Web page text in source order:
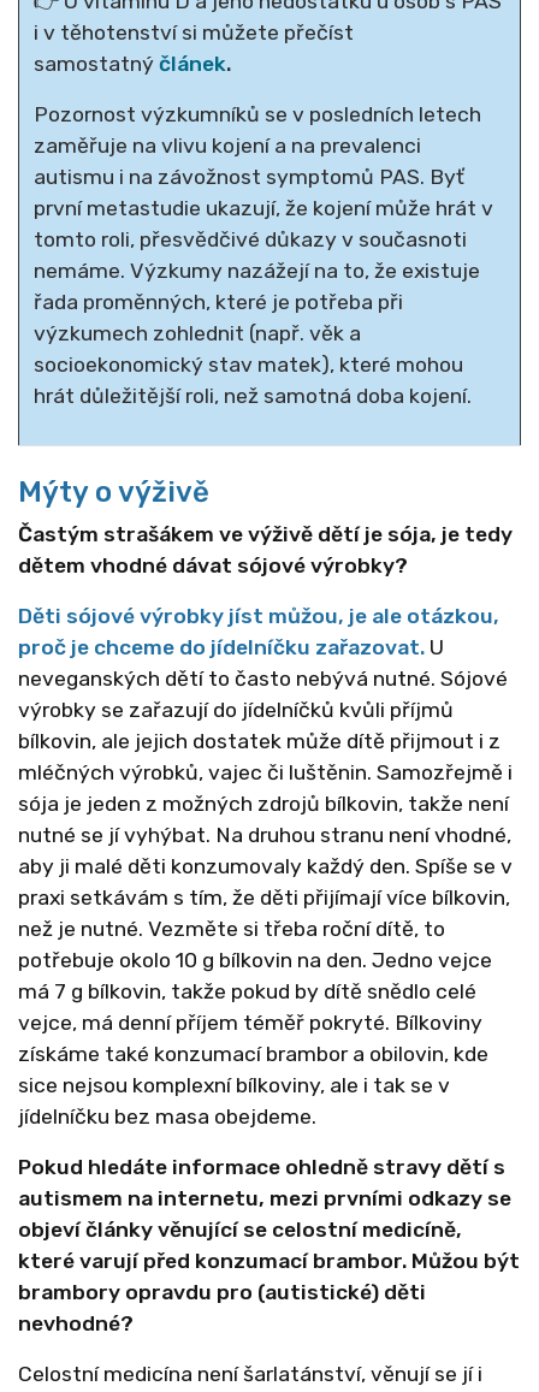
i v těhotenství si můžete přečíst
samostatný článek.
Pozornost výzkumníků se v posledních letech
zaměřuje na vlivu kojení a na prevalenci
autismu i na závožnost symptomů PAS. Byť
první metastudie ukazují, že kojení může hrát v
tomto roli, přesvědčivé důkazy v současnoti
nemáme. Výzkumy nazážejí na to, že existuje
řada proměnných, které je potřeba při
výzkumech zohlednit (např. věk a
socioekonomický stav matek), které mohou
hrát důležitější roli, než samotná doba kojení.
Mýty o výživě
Častým strašákem ve výživě dětí je sója, je tedy
dětem vhodné dávat sójové výrobky?
Děti sójové výrobky jíst můžou, je ale otázkou,
proč je chceme do jídelníčku zařazovat. U
neveganských dětí to často nebývá nutné. Sójové
výrobky se zařazují do jídelníčků kvůli příjmů
bílkovin, ale jejich dostatek může dítě přijmout i z
mléčných výrobků, vajec či luštěnin. Samozřejmě i
sója je jeden z možných zdrojů bílkovin, takže není
nutné se jí vyhýbat. Na druhou stranu není vhodné,
aby ji malé děti konzumovaly každý den. Spíše se v
praxi setkávám s tím, že děti přijímají více bílkovin,
než je nutné. Vezměte si třeba roční dítě, to
potřebuje okolo 10 g bílkovin na den. Jedno vejce
má 7 g bílkovin, takže pokud by dítě snědlo celé
vejce, má denní příjem téměř pokryté. Bílkoviny
získáme také konzumací brambor a obilovin, kde
sice nejsou komplexní bílkoviny, ale i tak se v
jídelníčku bez masa obejdeme.
Pokud hledáte informace ohledně stravy dětí s
autismem na internetu, mezi prvními odkazy se
objeví články věnující se celostní medicíně,
které varují před konzumací brambor. Můžou být
brambory opravdu pro (autistické) děti
nevhodné?
Celostní medicína není šarlatánství, věnují se jí i